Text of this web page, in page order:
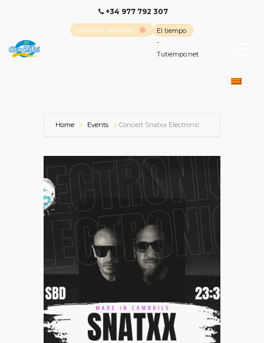
+34 977 792 307
Cambrils Webcam
El tiempo
-
Tutiempo.net
Home Events Concert Snatxx Electronic